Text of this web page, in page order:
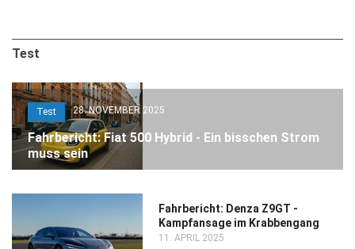
Test
Test 28. NOVEMBER 2025
Fahrbericht: Fiat 500 Hybrid - Ein bisschen Strom
muss sein
Fahrbericht: Denza Z9GT -
Kampfansage im Krabbengang
11. APRIL 2025